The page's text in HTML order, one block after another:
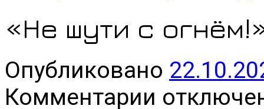
«Не шути с
Опубликовано
Комментарии
записи